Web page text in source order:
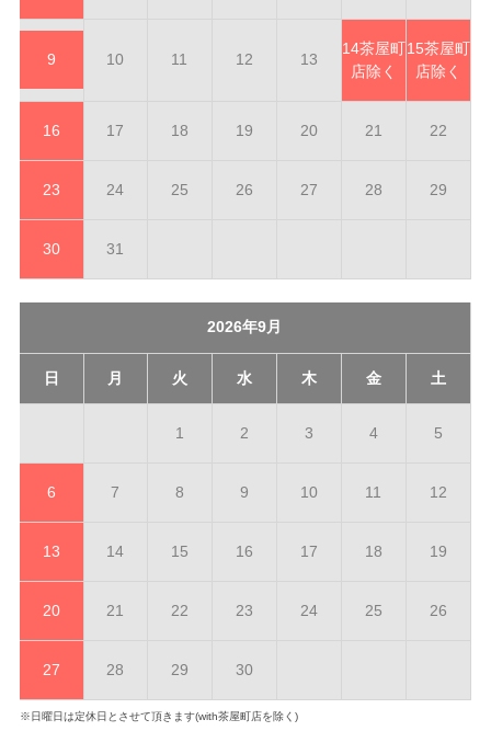
9 10 11 12 13
14茶屋町
店除く
15茶屋町
店除く
16 17 18 19 20 21 22
23 24 25 26 27 28 29
30 31
2026年9月
日 月 火 水 木 金 土
1 2 3 4 5
6 7 8 9 10 11 12
13 14 15 16 17 18 19
20 21 22 23 24 25 26
27 28 29 30
※日曜日は定休日とさせて頂きます(with茶屋町店を除く)